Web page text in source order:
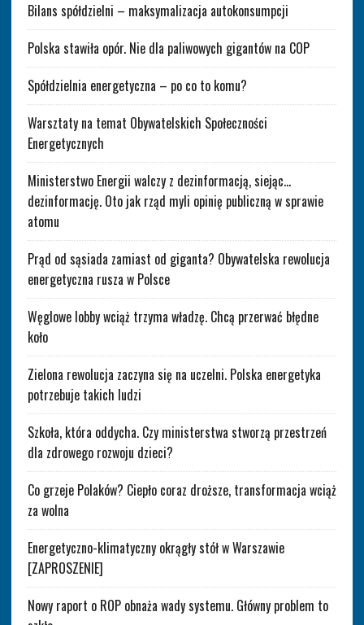
Bilans spółdzielni – maksymalizacja autokonsumpcji
Polska stawiła opór. Nie dla paliwowych gigantów na COP
Spółdzielnia energetyczna – po co to komu?
Warsztaty na temat Obywatelskich Społeczności
Energetycznych
Ministerstwo Energii walczy z dezinformacją, siejąc…
dezinformację. Oto jak rząd myli opinię publiczną w sprawie
atomu
Prąd od sąsiada zamiast od giganta? Obywatelska rewolucja
energetyczna rusza w Polsce
Węglowe lobby wciąż trzyma władzę. Chcą przerwać błędne
koło
Zielona rewolucja zaczyna się na uczelni. Polska energetyka
potrzebuje takich ludzi
Szkoła, która oddycha. Czy ministerstwa stworzą przestrzeń
dla zdrowego rozwoju dzieci?
Co grzeje Polaków? Ciepło coraz droższe, transformacja wciąż
za wolna
Energetyczno-klimatyczny okrągły stół w Warszawie
[ZAPROSZENIE]
Nowy raport o ROP obnaża wady systemu. Główny problem to